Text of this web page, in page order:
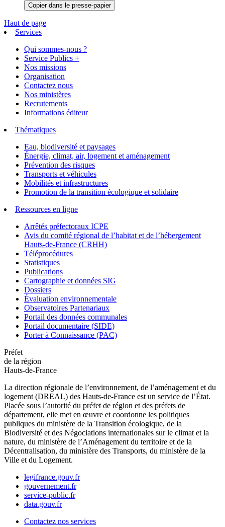
Copier dans le presse-papier
Haut de page
Services
Qui sommes-nous ?
Service Publics +
Nos missions
Organisation
Contactez nous
Nos ministères
Recrutements
Informations éditeur
Thématiques
Eau, biodiversité et paysages
Énergie, climat, air, logement et aménagement
Prévention des risques
Transports et véhicules
Mobilités et infrastructures
Promotion de la transition écologique et solidaire
Ressources en ligne
Arrêtés préfectoraux ICPE
Avis du comité régional de l’habitat et de l’hébergement
Hauts-de-France (CRHH)
Téléprocédures
Statistiques
Publications
Cartographie et données SIG
Dossiers
Évaluation environnementale
Observatoires Partenariaux
Portail des données communales
Portail documentaire (SIDE)
Porter à Connaissance (PAC)
Préfet
de la région
Hauts-de-France
La direction régionale de l’environnement, de l’aménagement et du
logement (DREAL) des Hauts-de-France est un service de l’État.
Placée sous l’autorité du préfet de région et des préfets de
département, elle met en œuvre et coordonne les politiques
publiques du ministère de la Transition écologique, de la
Biodiversité et des Négociations internationales sur le climat et la
nature, du ministère de l’Aménagement du territoire et de la
Décentralisation, du ministère des Transports, du ministère de la
Ville et du Logement.
legifrance.gouv.fr
gouvernement.fr
service-public.fr
data.gouv.fr
Contactez nos services